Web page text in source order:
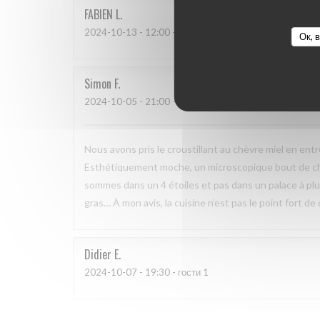
Ок,
FABIEN L
2024-10-13 - 12:00 - гости 2
Simon F
2024-10-05 - 21:00 - гости 2
Nous avons pris le croustillant au chèvre miel en
Esthétiquement moche, un microscopique bout de
sommes dans un 4 étoiles et pas dans un palace à
gras… À mon avis, la cuisine n’est pas le point fort
Didier E
2024-10-07 - 19:30 - гости 1